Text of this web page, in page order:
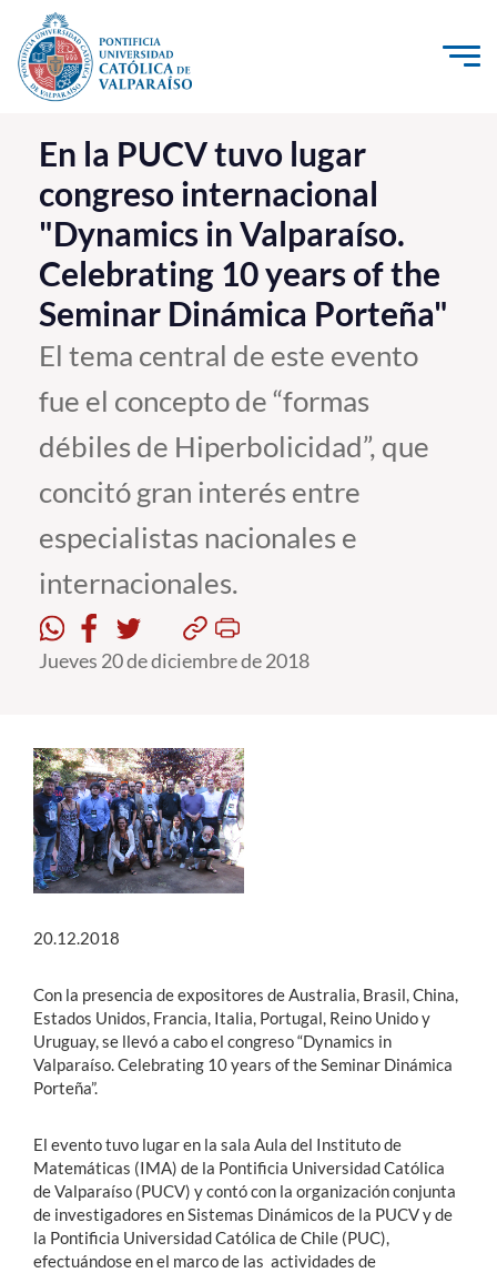
Click acá para ir directamente al contenido
La Universidad
Investigación, Creación e Innovación
PUCV Internacional
Vinculación con el Medio
Admisión
Pregrado
Postgrado
Formación Continua
Estudiantes
Académicos
Funcionarios
English
En la PUCV tuvo lugar
congreso internacional
"Dynamics in Valparaíso.
Celebrating 10 years of the
Seminar Dinámica Porteña"
El tema central de este evento
fue el concepto de “formas
débiles de Hiperbolicidad”, que
concitó gran interés entre
especialistas nacionales e
internacionales.
Jueves 20 de diciembre de 2018
20.12.2018
Con la presencia de expositores de Australia, Brasil, China,
Estados Unidos, Francia, Italia, Portugal, Reino Unido y
Uruguay, se llevó a cabo el congreso “Dynamics in
Valparaíso. Celebrating 10 years of the Seminar Dinámica
Porteña”.
El evento tuvo lugar en la sala Aula del Instituto de
Matemáticas (IMA) de la Pontificia Universidad Católica
de Valparaíso (PUCV) y contó con la organización conjunta
de investigadores en Sistemas Dinámicos de la PUCV y de
la Pontificia Universidad Católica de Chile (PUC),
efectuándose en el marco de las actividades de